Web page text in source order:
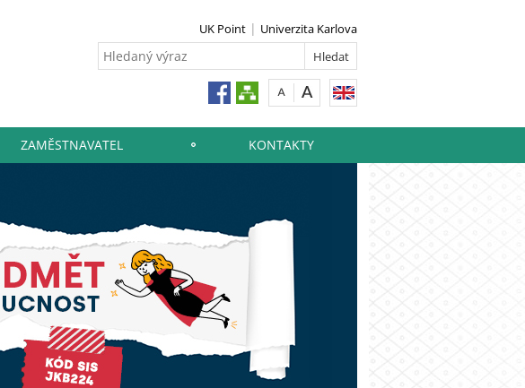
UK Point Univerzita Karlova
ZAMĚSTNAVATEL KONTAKTY